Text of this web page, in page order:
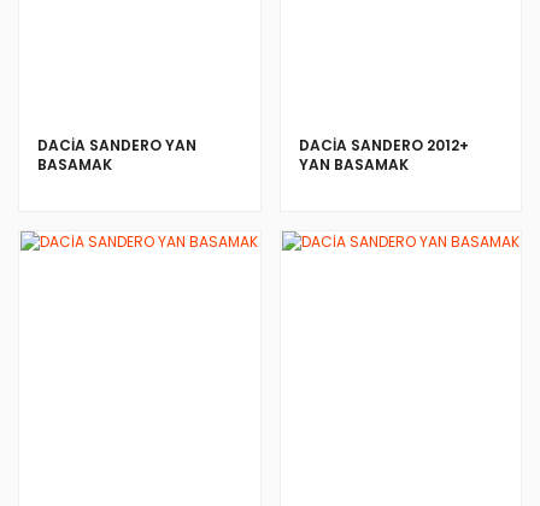
DACİA SANDERO YAN
BASAMAK
DACİA SANDERO 2012+
YAN BASAMAK